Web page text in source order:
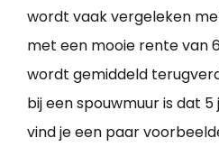
wordt vaak vergeleken
met een mooie rente van
wordt gemiddeld
bij een spouwmuur is dat
vind je een paar